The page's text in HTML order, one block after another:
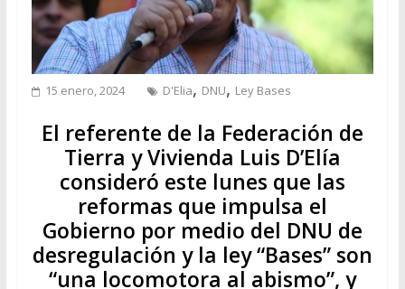
15 enero, 2024 D'Elia, DNU, Ley Bases
El referente de la Federación de
Tierra y Vivienda Luis D’Elía
consideró este lunes que las
reformas que impulsa el
Gobierno por medio del DNU de
desregulación y la ley “Bases” son
“una locomotora al abismo”, y